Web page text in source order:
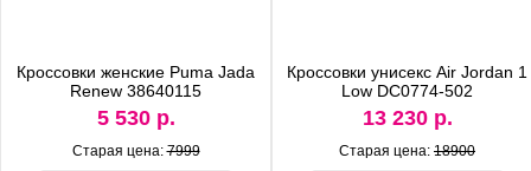
Кроссовки женские Puma Jada
Renew 38640115
5 530 р.
Старая цена:7999
Кроссовки унисекс Air Jordan 1
Low DC0774-502
13 230 р.
Старая цена: 18900